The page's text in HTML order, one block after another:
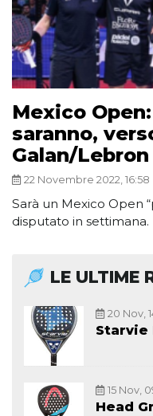
Mexico
saranno,
Galan/Lebron
22 Novembre 2022, 16:58
Sarà un Mexico Open
disputato in settimana.
LE ULTIME
20 Nov,
Starvie
15 Nov,
Head